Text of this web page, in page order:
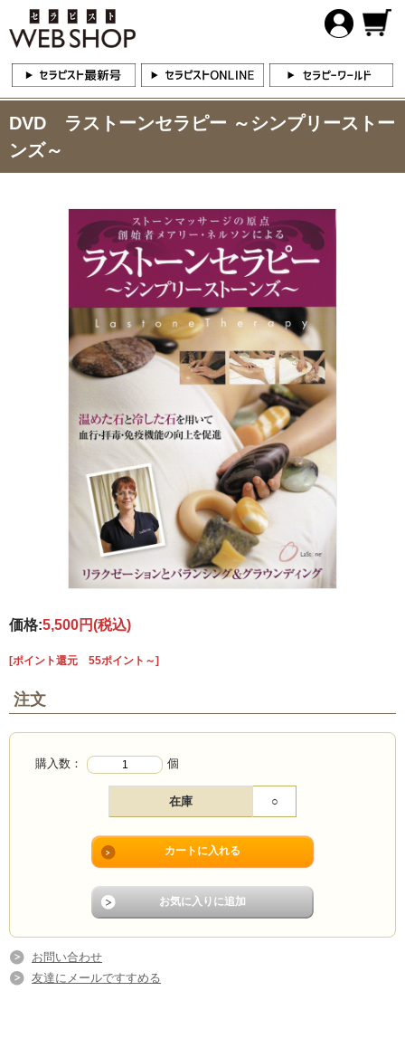
DVD ラストーンセラピー ～シンプリーストー
ンズ～
価格:5,500円(税込)
[ポイント還元 55ポイント～]
注文
購入数： 個
在庫 ○
お問い合わせ
友達にメールですすめる